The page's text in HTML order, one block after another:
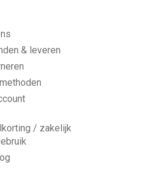
& leveren
/ zakelijk